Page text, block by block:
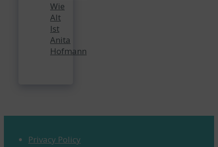
Wie
Alt
Ist
Anita
Hofmann
Privacy Policy